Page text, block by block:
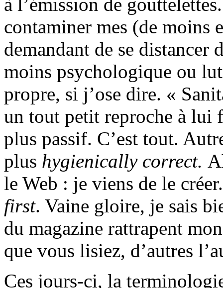
contaminer mes (de moins
demandant de se distancer
moins psychologique ou
propre, si j’ose dire. «
un tout petit reproche à lui
plus passif. C’est tout.
plus hygienically correct.
le Web : je viens de le
first. Vaine gloire, je sais
du magazine rattrapent
que vous lisiez, d’autres
Ces jours-ci, la